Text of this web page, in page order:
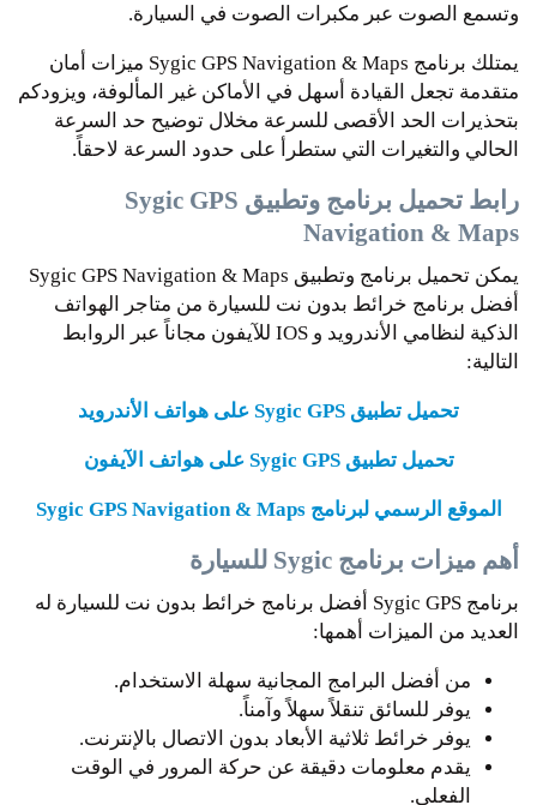
وتسمع الصوت عبر مكبرات الصوت في السيارة.
يمتلك برنامج Sygic GPS Navigation & Maps ميزات أمان
متقدمة تجعل القيادة أسهل في الأماكن غير المألوفة، ويزودكم
بتحذيرات الحد الأقصى للسرعة مخلال توضيح حد السرعة
الحالي والتغيرات التي ستطرأ على حدود السرعة لاحقاً.
رابط تحميل برنامج وتطبيق Sygic GPS
Navigation & Maps
يمكن تحميل برنامج وتطبيق Sygic GPS Navigation & Maps
أفضل برنامج خرائط بدون نت للسيارة من متاجر الهواتف
الذكية لنظامي الأندرويد و IOS للآيفون مجاناً عبر الروابط
التالية:
تحميل تطبيق Sygic GPS على هواتف الأندرويد
تحميل تطبيق Sygic GPS على هواتف الآيفون
الموقع الرسمي لبرنامج Sygic GPS Navigation & Maps
أهم ميزات برنامج Sygic للسيارة
برنامج Sygic GPS أفضل برنامج خرائط بدون نت للسيارة له
العديد من الميزات أهمها:
من أفضل البرامج المجانية سهلة الاستخدام.
يوفر للسائق تنقلاً سهلاً وآمناً.
يوفر خرائط ثلاثية الأبعاد بدون الاتصال بالإنترنت.
يقدم معلومات دقيقة عن حركة المرور في الوقت
الفعلي.